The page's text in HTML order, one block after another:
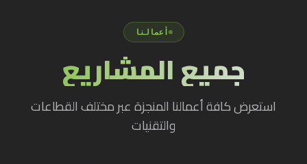
أعمالنا
جميع المشاريع
استعرض كافة أعمالنا المنجزة عبر مختلف القطاعات
والتقنيات